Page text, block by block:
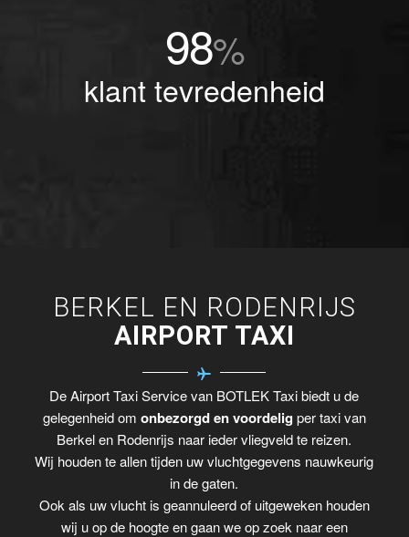
98%
klant tevredenheid
BERKEL EN RODENRIJS
AIRPORT TAXI
De Airport Taxi Service van BOTLEK Taxi biedt u de
gelegenheid om onbezorgd en voordelig per taxi van
Berkel en Rodenrijs naar ieder vliegveld te reizen.
Wij houden te allen tijden uw vluchtgegevens nauwkeurig
in de gaten.
Ook als uw vlucht is geannuleerd of uitgeweken houden
wij u op de hoogte en gaan we op zoek naar een